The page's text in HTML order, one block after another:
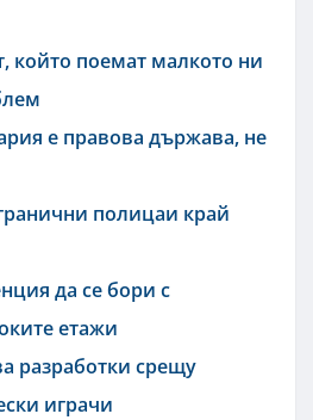
поемат малкото ни
е правова държава, не
полицаи край
да се бори с
етажи
разработки срещу
играчи